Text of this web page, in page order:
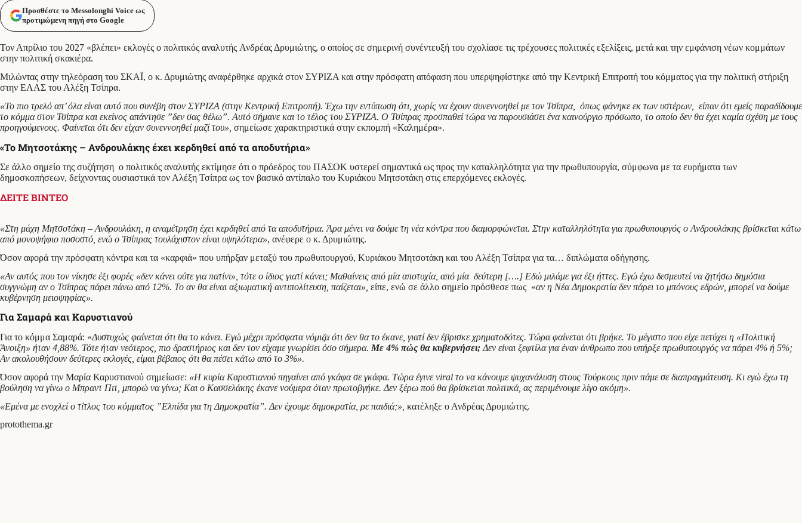
Προσθέστε το Messolonghi Voice ως
προτιμώμενη πηγή στο Google
Τον Απρίλιο του 2027 «βλέπει» εκλογές ο πολιτικός αναλυτής Ανδρέας Δρυμιώτης, ο οποίος σε σημερινή συνέντευξή του σχολίασε τις τρέχουσες πολιτικές εξελίξεις, μετά και την εμφάνιση νέων κομμάτων
στην πολιτική σκακιέρα.
Μιλώντας στην τηλεόραση του ΣΚΑΪ, ο κ. Δρυμιώτης αναφέρθηκε αρχικά στον ΣΥΡΙΖΑ και στην πρόσφατη απόφαση που υπερψηφίστηκε από την Κεντρική Επιτροπή του κόμματος για την πολιτική στήριξη
στην ΕΛΑΣ του Αλέξη Τσίπρα.
«Το πιο τρελό απ’ όλα είναι αυτό που συνέβη στον ΣΥΡΙΖΑ (στην Κεντρική Επιτροπή). Έχω την εντύπωση ότι, χωρίς να έχουν συνεννοηθεί με τον Τσίπρα, όπως φάνηκε εκ των υστέρων, είπαν ότι εμείς παραδίδουμε
το κόμμα στον Τσίπρα και εκείνος απάντησε ”δεν σας θέλω”. Αυτό σήμανε και το τέλος του ΣΥΡΙΖΑ. Ο Τσίπρας προσπαθεί τώρα να παρουσιάσει ένα καινούργιο πρόσωπο, το οποίο δεν θα έχει καμία σχέση με τους
προηγούμενους. Φαίνεται ότι δεν είχαν συνεννοηθεί μαζί του», σημείωσε χαρακτηριστικά στην εκπομπή «Καλημέρα».
«Το Μητσοτάκης – Ανδρουλάκης έχει κερδηθεί από τα αποδυτήρια»
Σε άλλο σημείο της συζήτηση ο πολιτικός αναλυτής εκτίμησε ότι ο πρόεδρος του ΠΑΣΟΚ υστερεί σημαντικά ως προς την καταλληλότητα για την πρωθυπουργία, σύμφωνα με τα ευρήματα των
δημοσκοπήσεων, δείχνοντας ουσιαστικά τον Αλέξη Τσίπρα ως τον βασικό αντίπαλο του Κυριάκου Μητσοτάκη στις επερχόμενες εκλογές.
ΔΕΙΤΕ ΒΙΝΤΕΟ
«Στη μάχη Μητσοτάκη – Ανδρουλάκη, η αναμέτρηση έχει κερδηθεί από τα αποδυτήρια. Άρα μένει να δούμε τη νέα κόντρα που διαμορφώνεται. Στην καταλληλότητα για πρωθυπουργός ο Ανδρουλάκης βρίσκεται κάτω
από μονοψήφιο ποσοστό, ενώ ο Τσίπρας τουλάχιστον είναι υψηλότερα», ανέφερε ο κ. Δρυμιώτης.
Όσον αφορά την πρόσφατη κόντρα και τα «καρφιά» που υπήρξαν μεταξύ του πρωθυπουργού, Κυριάκου Μητσοτάκη και του Αλέξη Τσίπρα για τα… διπλώματα οδήγησης.
«Αν αυτός που τον νίκησε έξι φορές «δεν κάνει ούτε για πατίνι», τότε ο ίδιος γιατί κάνει; Μαθαίνεις από μία αποτυχία, από μία δεύτερη [….] Εδώ μιλάμε για έξι ήττες. Εγώ έχω δεσμευτεί να ζητήσω δημόσια
συγγνώμη αν ο Τσίπρας πάρει πάνω από 12%. Το αν θα είναι αξιωματική αντιπολίτευση, παίζεται», είπε, ενώ σε άλλο σημείο πρόσθεσε πως «αν η Νέα Δημοκρατία δεν πάρει το μπόνους εδρών, μπορεί να δούμε
κυβέρνηση μειοψηφίας».
Για Σαμαρά και Καρυστιανού
Για το κόμμα Σαμαρά: «Δυστυχώς φαίνεται ότι θα το κάνει. Εγώ μέχρι πρόσφατα νόμιζα ότι δεν θα το έκανε, γιατί δεν έβρισκε χρηματοδότες. Τώρα φαίνεται ότι βρήκε. Το μέγιστο που είχε πετύχει η «Πολιτική
Άνοιξη» ήταν 4,88%. Τότε ήταν νεότερος, πιο δραστήριος και δεν τον είχαμε γνωρίσει όσο σήμερα. Με 4% πώς θα κυβερνήσει; Δεν είναι ξεφτίλα για έναν άνθρωπο που υπήρξε πρωθυπουργός να πάρει 4% ή 5%;
Αν ακολουθήσουν δεύτερες εκλογές, είμαι βέβαιος ότι θα πέσει κάτω από το 3%».
Όσον αφορά την Μαρία Καρυστιανού σημείωσε: «Η κυρία Καρυστιανού πηγαίνει από γκάφα σε γκάφα. Τώρα έγινε viral το να κάνουμε ψυχανάλυση στους Τούρκους πριν πάμε σε διαπραγμάτευση. Κι εγώ έχω τη
βούληση να γίνω ο Μπραντ Πιτ, μπορώ να γίνω; Και ο Κασσελάκης έκανε νούμερα όταν πρωτοβγήκε. Δεν ξέρω πού θα βρίσκεται πολιτικά, ας περιμένουμε λίγο ακόμη».
«Εμένα με ενοχλεί ο τίτλος του κόμματος ”Ελπίδα για τη Δημοκρατία”. Δεν έχουμε δημοκρατία, ρε παιδιά;», κατέληξε ο Ανδρέας Δρυμιώτης.
protothema.gr